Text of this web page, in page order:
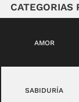
CATEGORIAS
AMOR
SABIDURÍA